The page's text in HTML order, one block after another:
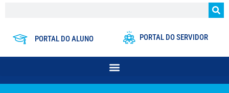
PORTAL DO ALUNO PORTAL DO SERVIDOR